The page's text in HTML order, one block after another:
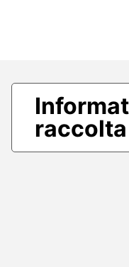
raccolta